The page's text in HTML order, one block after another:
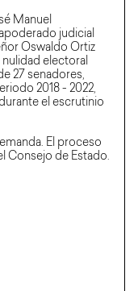
Manuel
judicial
Oswaldo Ortiz
electoral
27 senadores,
2018 - 2022,
el escrutinio
El proceso
Consejo de Estado.